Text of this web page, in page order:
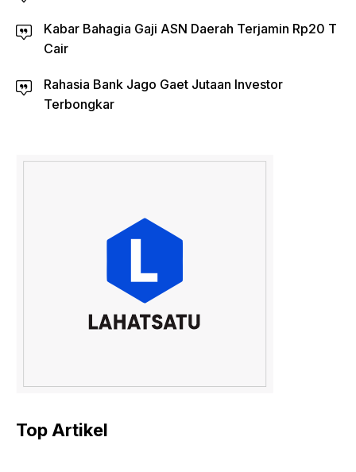
Kabar Bahagia Gaji ASN Daerah Terjamin Rp20 T
Cair
Rahasia Bank Jago Gaet Jutaan Investor
Terbongkar
Top Artikel